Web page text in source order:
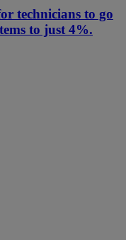
technicians to go
to just 4%.